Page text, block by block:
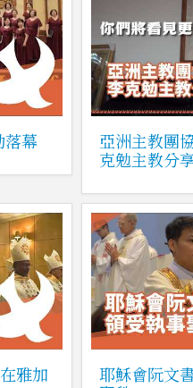
落幕
亞洲主教團
克勉主教分
雅加
耶穌會阮文